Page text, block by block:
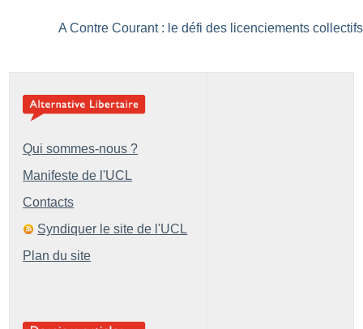
A Contre Courant : le défi des licenciements collectifs
Qui sommes-nous ?
Manifeste de l'UCL
Contacts
Syndiquer le site de l'UCL
Plan du site